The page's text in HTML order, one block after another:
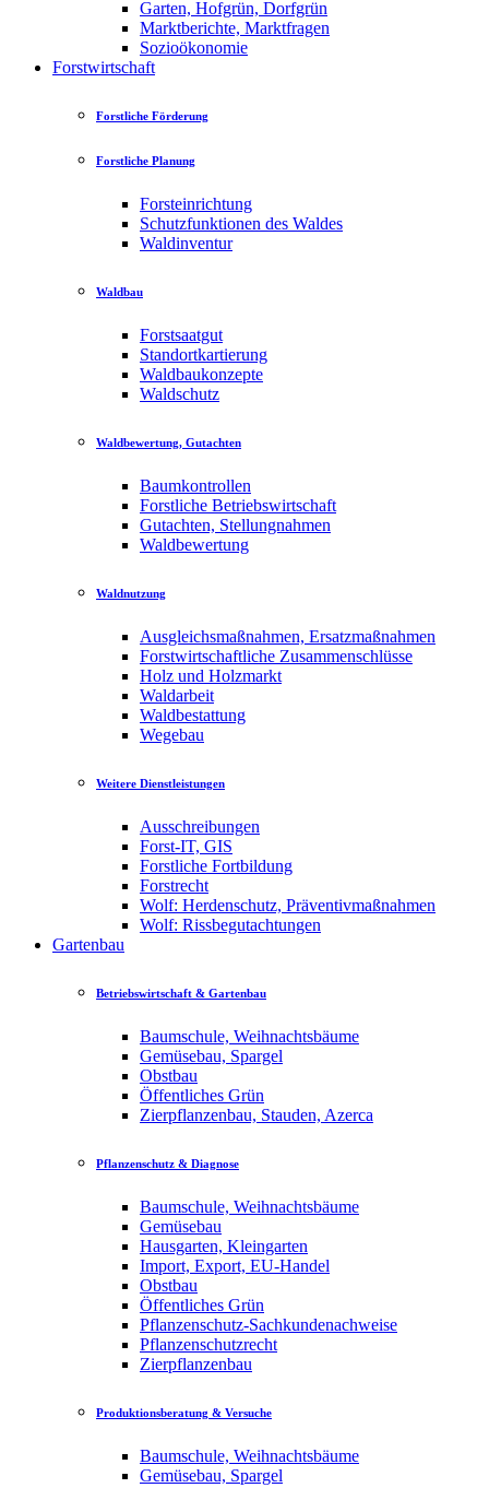
Garten, Hofgrün, Dorfgrün
Marktberichte, Marktfragen
Sozioökonomie
Forstwirtschaft
Forstliche Förderung
Forstliche Planung
Forsteinrichtung
Schutzfunktionen des Waldes
Waldinventur
Waldbau
Forstsaatgut
Standortkartierung
Waldbaukonzepte
Waldschutz
Waldbewertung, Gutachten
Baumkontrollen
Forstliche Betriebswirtschaft
Gutachten, Stellungnahmen
Waldbewertung
Waldnutzung
Ausgleichsmaßnahmen, Ersatzmaßnahmen
Forstwirtschaftliche Zusammenschlüsse
Holz und Holzmarkt
Waldarbeit
Waldbestattung
Wegebau
Weitere Dienstleistungen
Ausschreibungen
Forst-IT, GIS
Forstliche Fortbildung
Forstrecht
Wolf: Herdenschutz, Präventivmaßnahmen
Wolf: Rissbegutachtungen
Gartenbau
Betriebswirtschaft & Gartenbau
Baumschule, Weihnachtsbäume
Gemüsebau, Spargel
Obstbau
Öffentliches Grün
Zierpflanzenbau, Stauden, Azerca
Pflanzenschutz & Diagnose
Baumschule, Weihnachtsbäume
Gemüsebau
Hausgarten, Kleingarten
Import, Export, EU-Handel
Obstbau
Öffentliches Grün
Pflanzenschutz-Sachkundenachweise
Pflanzenschutzrecht
Zierpflanzenbau
Produktionsberatung & Versuche
Baumschule, Weihnachtsbäume
Gemüsebau, Spargel